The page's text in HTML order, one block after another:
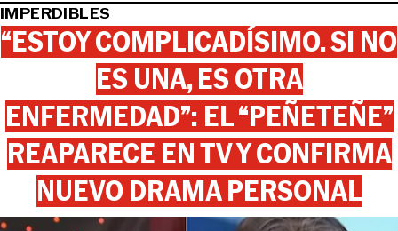
IMPERDIBLES
“ESTOY COMPLICADÍSIMO. SI NO
ES UNA, ES OTRA
ENFERMEDAD”: EL “PEÑETEÑE”
REAPARECE EN TV Y CONFIRMA
NUEVO DRAMA PERSONAL